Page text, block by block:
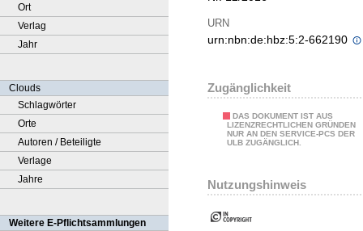
Ort
Verlag
Jahr
Clouds
Schlagwörter
Orte
Autoren / Beteiligte
Verlage
Jahre
Weitere E-Pflichtsammlungen
URN
urn:nbn:de:hbz:5:2-662190
Zugänglichkeit
DAS DOKUMENT IST AUS
LIZENZRECHTLICHEN GRÜNDEN
NUR AN DEN SERVICE-PCS DER
ULB ZUGÄNGLICH.
Nutzungshinweis